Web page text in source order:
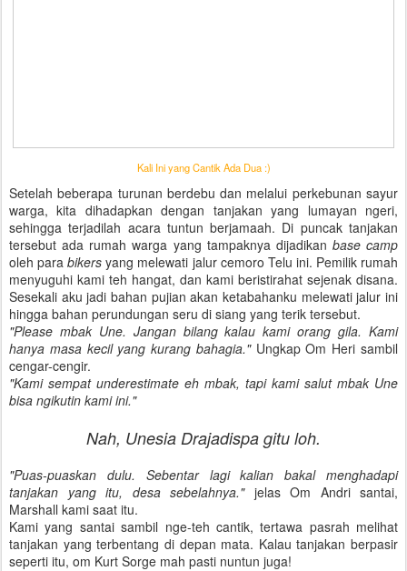
Kali Ini yang Cantik Ada Dua :)
Setelah beberapa turunan berdebu dan melalui perkebunan sayur
warga, kita dihadapkan dengan tanjakan yang lumayan ngeri,
sehingga terjadilah acara tuntun berjamaah. Di puncak tanjakan
tersebut ada rumah warga yang tampaknya dijadikan base camp
oleh parabikers yang melewati jalur cemoro Telu ini. Pemilik rumah
menyuguhi kami teh hangat, dan kami beristirahat sejenak disana.
Sesekali aku jadi bahan pujian akan ketabahanku melewati jalur ini
hingga bahan perundungan seru di siang yang terik tersebut.
"Please mbak Une. Jangan bilang kalau kami orang gila. Kami
hanya masa kecil yang kurang bahagia." Ungkap Om Heri sambil
cengar-cengir.
"Kami sempat underestimate eh mbak, tapi kami salut mbak Une
bisa ngikutin kami ini."
Nah, Unesia Drajadispa gitu loh.
"Puas-puaskan dulu. Sebentar lagi kalian bakal menghadapi
tanjakan yang itu, desa sebelahnya."jelas Om Andri santai,
Marshall kami saat itu.
Kami yang santai sambil nge-teh cantik, tertawa pasrah melihat
tanjakan yang terbentang di depan mata. Kalau tanjakan berpasir
seperti itu, om Kurt Sorge mah pasti nuntun juga!